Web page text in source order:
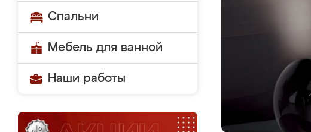
Спальни
Мебель для ванной
Наши работы